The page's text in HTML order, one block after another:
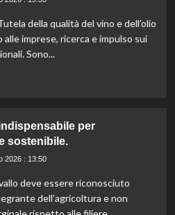
della qualità del vino e dell’olio
imprese, ricerca e impulso sui
Sono...
per
sostenibile.
2026 : 13:50
deve essere riconosciuto
dell’agricoltura e non